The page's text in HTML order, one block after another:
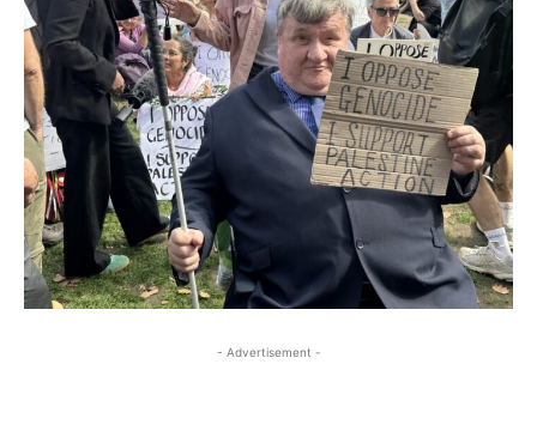
- Advertisement -